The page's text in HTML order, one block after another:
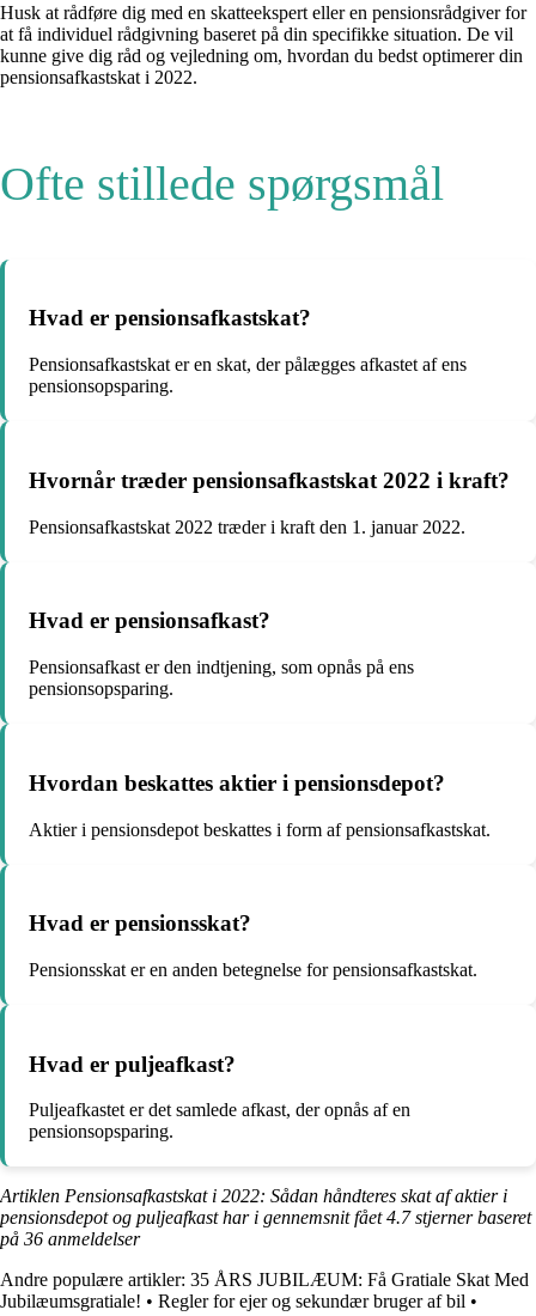
Husk at rådføre dig med en skatteekspert eller en pensionsrådgiver for
at få individuel rådgivning baseret på din specifikke situation. De vil
kunne give dig råd og vejledning om, hvordan du bedst optimerer din
pensionsafkastskat i 2022.
Ofte stillede spørgsmål
Hvad er pensionsafkastskat?
Pensionsafkastskat er en skat, der pålægges afkastet af ens
pensionsopsparing.
Hvornår træder pensionsafkastskat 2022 i kraft?
Pensionsafkastskat 2022 træder i kraft den 1. januar 2022.
Hvad er pensionsafkast?
Pensionsafkast er den indtjening, som opnås på ens
pensionsopsparing.
Hvordan beskattes aktier i pensionsdepot?
Aktier i pensionsdepot beskattes i form af pensionsafkastskat.
Hvad er pensionsskat?
Pensionsskat er en anden betegnelse for pensionsafkastskat.
Hvad er puljeafkast?
Puljeafkastet er det samlede afkast, der opnås af en
pensionsopsparing.
Artiklen Pensionsafkastskat i 2022: Sådan håndteres skat af aktier i
pensionsdepot og puljeafkast har i gennemsnit fået4.7stjerner baseret
på 36 anmeldelser
Andre populære artikler: 35 ÅRS JUBILÆUM: Få Gratiale Skat Med
Jubilæumsgratiale! • Regler for ejer og sekundær bruger af bil •